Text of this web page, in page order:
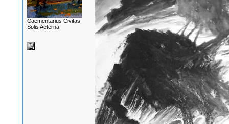
Сaementarius Civitas
Solis Aeterna